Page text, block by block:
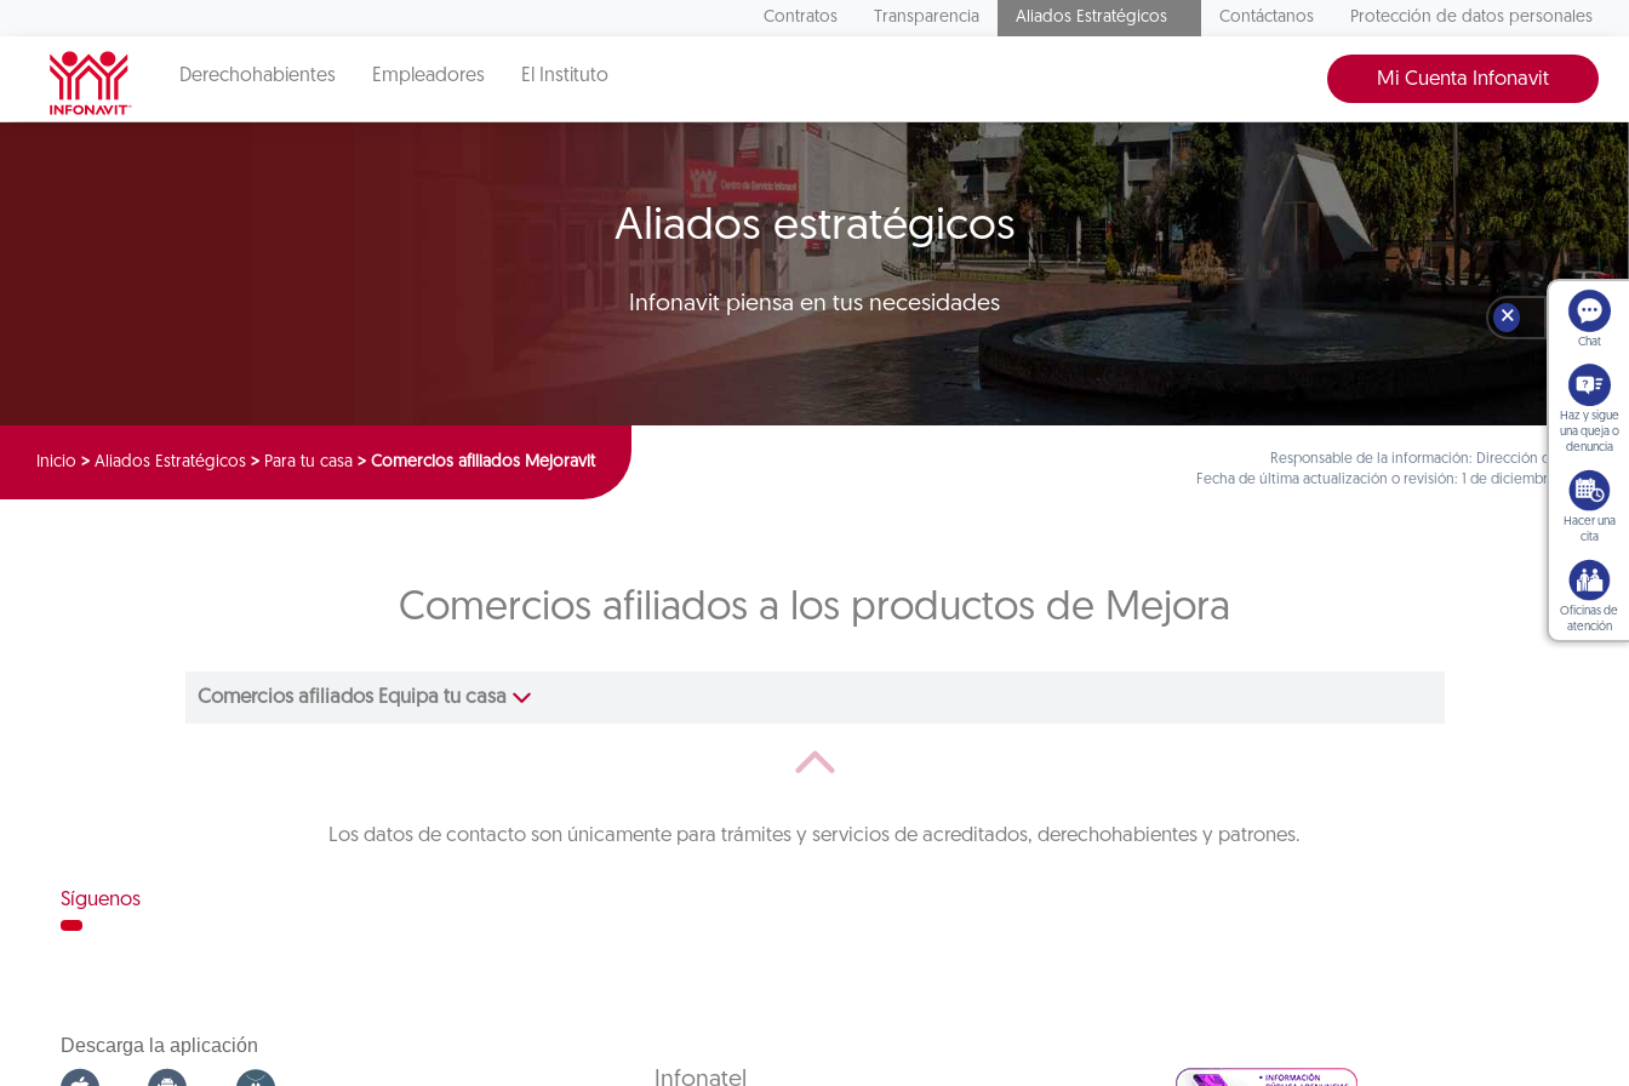
Contratos Transparencia Aliados Estratégicos Contáctanos Protección de datos personales
Derechohabientes Empleadores El Instituto Mi Cuenta Infonavit
Aliados estratégicos
Infonavit piensa en tus necesidades
Inicio > Aliados Estratégicos > Para tu casa > Comercios afiliados Mejoravit
Responsable de la información: Dirección de Crédito
Fecha de última actualización o revisión: 1 de diciembre de 2025
Comercios afiliados a los productos de Mejora
Comercios afiliados Equipa tu casa
Los datos de contacto son únicamente para trámites y servicios de acreditados, derechohabientes y patrones.
Síguenos
Descarga la aplicación
Infonatel
🗙
Chat
Haz y sigue
una queja o
denuncia
Hacer una
cita
Oficinas de
atención